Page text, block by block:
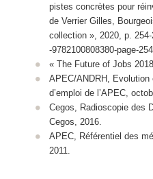
pistes concrètes pour
de Verrier Gilles,
collection », 2020, p.
-9782100808380-page-
« The Future of Jobs
APEC/ANDRH,
d’emploi de l’APEC,
Cegos, Radioscopie des
Cegos, 2016.
APEC, Référentiel des
2011.